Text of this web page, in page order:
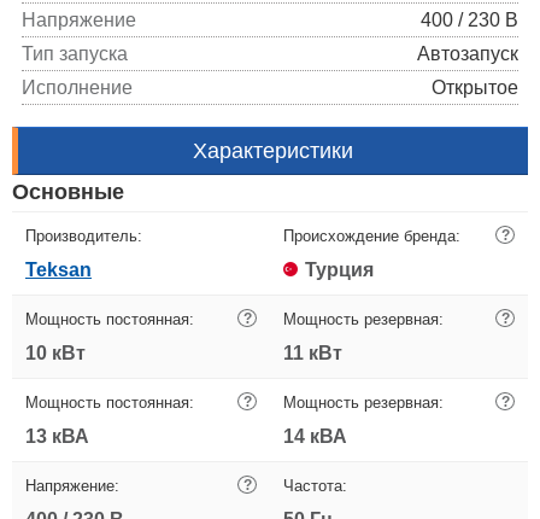
Напряжение
400 / 230 В
Тип запуска
Автозапуск
Исполнение
Открытое
Характеристики
Основные
Производитель:
Teksan
Происхождение бренда: ?
Турция
Мощность постоянная: ?
10 кВт
Мощность резервная: ?
11 кВт
Мощность постоянная: ?
13 кВА
Мощность резервная: ?
14 кВА
Напряжение: ? Частота: